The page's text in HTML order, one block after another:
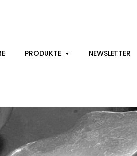
PRODUKTE NEWSLETTER